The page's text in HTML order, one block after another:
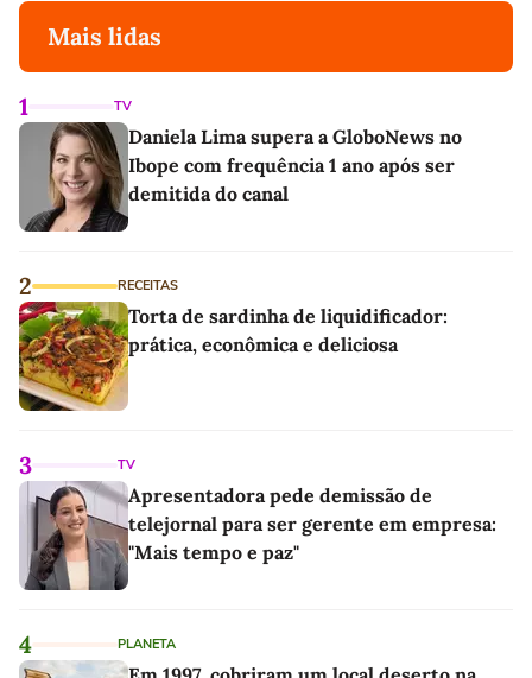
Mais lidas
1 TV
Daniela Lima supera a GloboNews no
Ibope com frequência 1 ano após ser
demitida do canal
2 RECEITAS
Torta de sardinha de liquidificador:
prática, econômica e deliciosa
3 TV
Apresentadora pede demissão de
telejornal para ser gerente em empresa:
"Mais tempo e paz"
4 PLANETA